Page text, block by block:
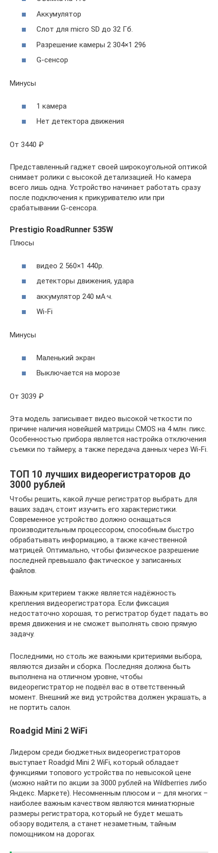
Аккумулятор
Слот для micro SD до 32 Гб.
Разрешение камеры 2 304×1 296
G-сенсор
Минусы
1 камера
Нет детектора движения
От 3440 ₽
Представленный гаджет своей широкоугольной оптикой
снимает ролики с высокой детализацией. Но камера
всего лишь одна. Устройство начинает работать сразу
после подключения к прикуривателю или при
срабатывании G-сенсора.
Prestigio RoadRunner 535W
Плюсы
видео 2 560×1 440p.
детекторы движения, удара
аккумулятор 240 мА·ч.
Wi-Fi
Минусы
Маленький экран
Выключается на морозе
От 3039 ₽
Эта модель записывает видео высокой четкости по
причине наличия новейшей матрицы CMOS на 4 млн. пикс.
Особенностью прибора является настройка отключения
съемки по таймеру, а также передача данных через Wi-Fi.
ТОП 10 лучших видеорегистраторов до
3000 рублей
Чтобы решить, какой лучше регистратор выбрать для
ваших задач, стоит изучить его характеристики.
Современное устройство должно оснащаться
производительным процессором, способным быстро
обрабатывать информацию, а также качественной
матрицей. Оптимально, чтобы физическое разрешение
последней превышало фактическое у записанных
файлов.
Важным критерием также является надёжность
крепления видеорегистратора. Если фиксация
недостаточно хорошая, то регистратор будет падать во
время движения и не сможет выполнять свою прямую
задачу.
Последними, но столь же важными критериями выбора,
являются дизайн и сборка. Последняя должна быть
выполнена на отличном уровне, чтобы
видеорегистратор не подвёл вас в ответственный
момент. Внешний же вид устройства должен украшать, а
не портить салон.
Roadgid Mini 2 WiFi
Лидером среди бюджетных видеорегистраторов
выступает Roadgid Mini 2 WiFi, который обладает
функциями топового устройства по невысокой цене
(можно найти по акции за 3000 рублей на Wildberries либо
Яндекс. Маркете). Несомненным плюсом и – для многих –
наиболее важным качеством являются миниатюрные
размеры регистратора, который не будет мешать
обзору водителя, а станет незаметным, тайным
помощником на дорогах.